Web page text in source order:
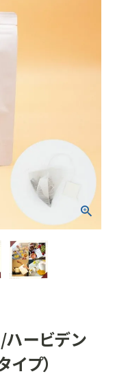
ービデン
プ）